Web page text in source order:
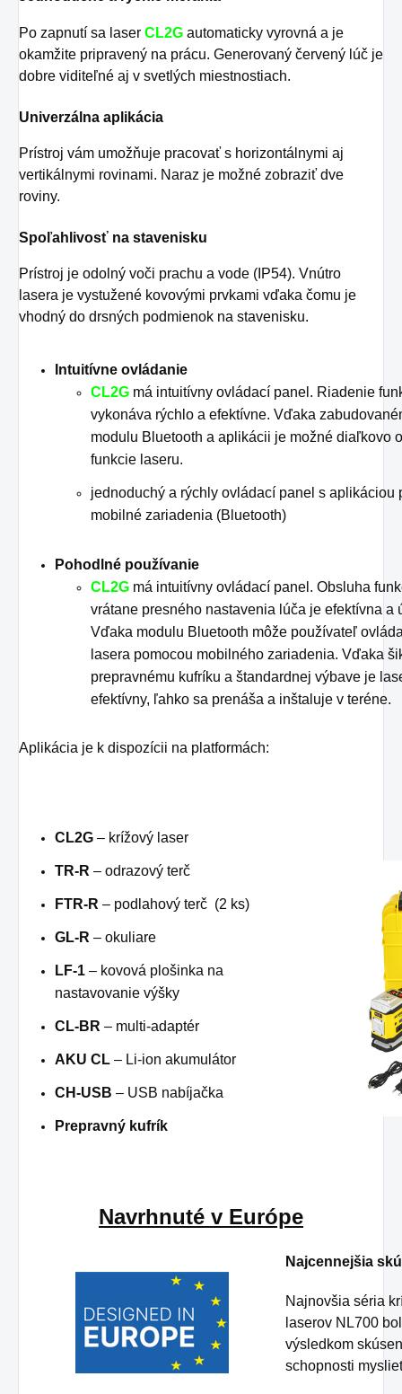
Po zapnutí sa laser CL2G automaticky vyrovná a je
okamžite pripravený na prácu. Generovaný červený lúč je
dobre viditeľné aj v svetlých miestnostiach.
Univerzálna aplikácia
Prístroj vám umožňuje pracovať s horizontálnymi aj
vertikálnymi rovinami. Naraz je možné zobraziť dve
roviny.
Spoľahlivosť na stavenisku
Prístroj je odolný voči prachu a vode (IP54). Vnútro
lasera je vystužené kovovými prvkami vďaka čomu je
vhodný do drsných podmienok na stavenisku.
Intuitívne ovládanie
CL2G má intuitívny ovládací panel. Riadenie
vykonáva rýchlo a efektívne. Vďaka
modulu Bluetooth a aplikácii je možné diaľkovo
funkcie laseru.
jednoduchý a rýchly ovládací panel s aplikáciou
mobilné zariadenia (Bluetooth)
Pohodlné používanie
CL2G má intuitívny ovládací panel. Obsluha
vrátane presného nastavenia lúča je efektívna a
Vďaka modulu Bluetooth môže používateľ
lasera pomocou mobilného zariadenia. Vďaka
prepravnému kufríku a štandardnej výbave je
efektívny, ľahko sa prenáša a inštaluje v teréne.
Aplikácia je k dispozícii na platformách:
CL2G – krížový laser
TR-R – odrazový terč
FTR-R – podlahový terč (2 ks)
GL-R – okuliare
LF-1 – kovová plošinka na
nastavovanie výšky
CL-BR – multi-adaptér
AKU CL – Li-ion akumulátor
CH-USB – USB nabíjačka
Prepravný kufrík
Navrhnuté v Európe
Najcennejšia
Najnovšia séria
laserov NL700
výsledkom
schopnosti